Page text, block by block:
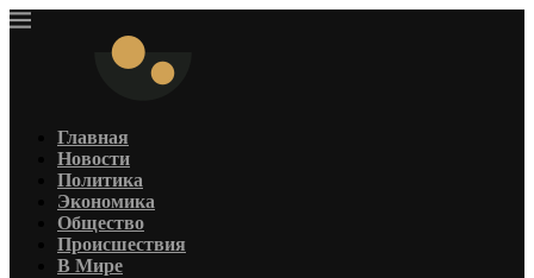
Главная
Новости
Политика
Экономика
Общество
Происшествия
В Мире